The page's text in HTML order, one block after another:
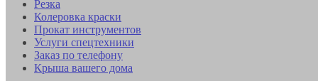
Резка
Колеровка краски
Прокат инструментов
Услуги спецтехники
Заказ по телефону
Крыша вашего дома